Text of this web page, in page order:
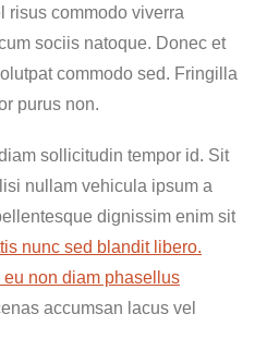
risus commodo viverra
sociis natoque. Donec et
commodo sed. Fringilla
purus non.
sollicitudin tempor id. Sit
nullam vehicula ipsum a
dignissim enim sit
nunc sed blandit libero.
non diam phasellus
accumsan lacus vel